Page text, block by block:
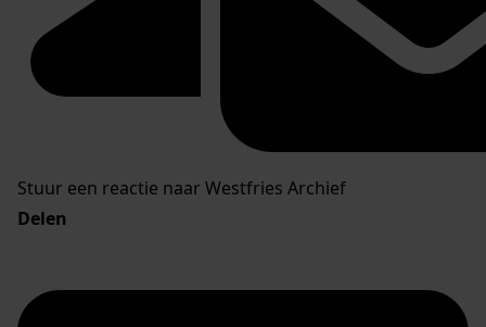
Stuur een reactie naar Westfries Archief
Delen